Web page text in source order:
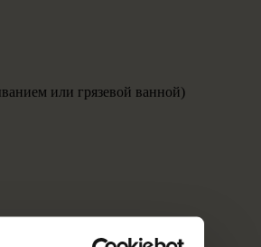
или грязевой ванной)